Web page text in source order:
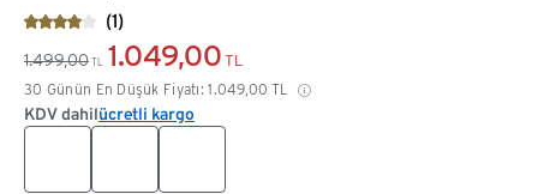
(1)
1.499,00 TL 1.049,00 TL
30 Günün En Düşük Fiyatı: 1.049,00 TL
KDV dahilücretli kargo